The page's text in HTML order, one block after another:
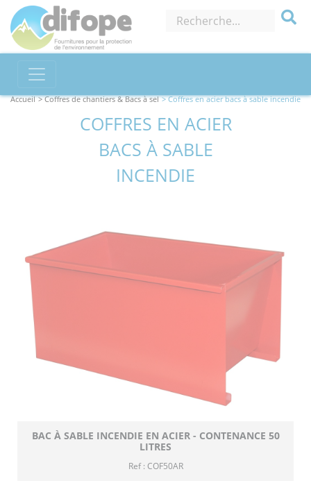
Accueil > Coffres de chantiers & Bacs à sel > Coffres en acier bacs à sable incendie
COFFRES EN ACIER
BACS À SABLE
INCENDIE
BAC À SABLE INCENDIE EN ACIER - CONTENANCE 50
LITRES
Ref : COF50AR